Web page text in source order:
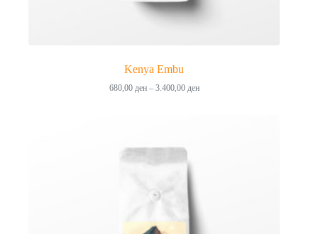
Kenya Embu
680,00 ден – 3.400,00 денPrice